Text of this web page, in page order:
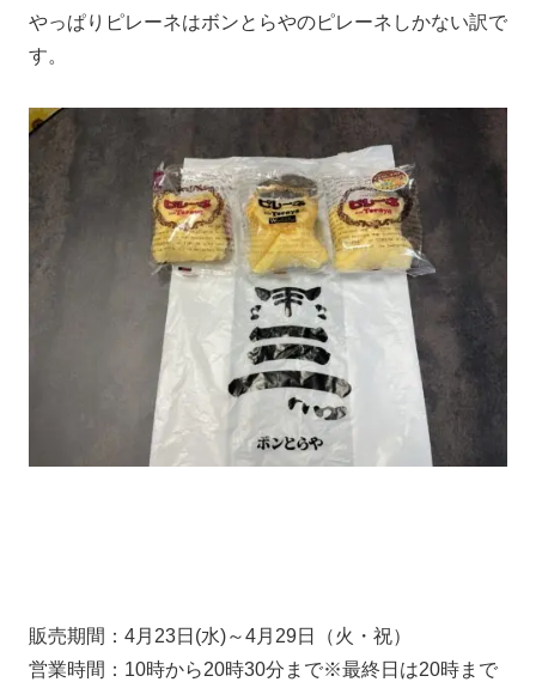
やっぱりピレーネはボンとらやのピレーネしかない訳で
す。
販売期間：4月23日(水)～4月29日（火・祝）
営業時間：10時から20時30分まで※最終日は20時まで